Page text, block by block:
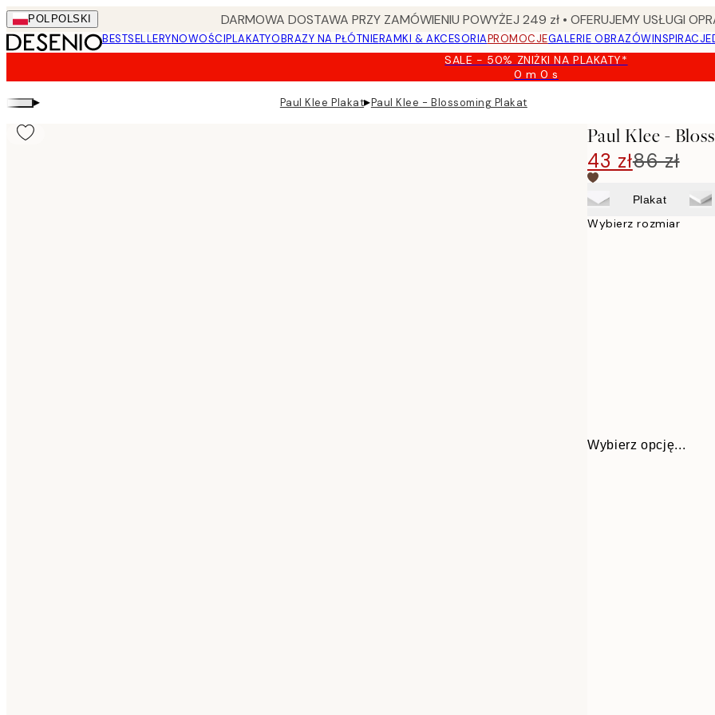
Skip
to
main
POL POLSKI DARMOWA DOSTAWA PRZY ZAMÓWIENIU POWYŻEJ 249 zł • OFERUJEMY USŁUGI
BESTSELLERYNOWOŚCIPLAKATYOBRAZY NA PŁÓTNIERAMKI & AKCESORIAPROMOCJEGALERIE OBRAZÓWINSPIRACJE
SALE - 50% ZNIŻKI NA PLAKATY*
0 m0 s
Ważny
▸ Paul Klee Plakat▸Paul Klee - Blossoming Plakat
Paul Klee -
43 zł86 zł
Plakat
Wybierz rozmiar
Wybierz opcję...